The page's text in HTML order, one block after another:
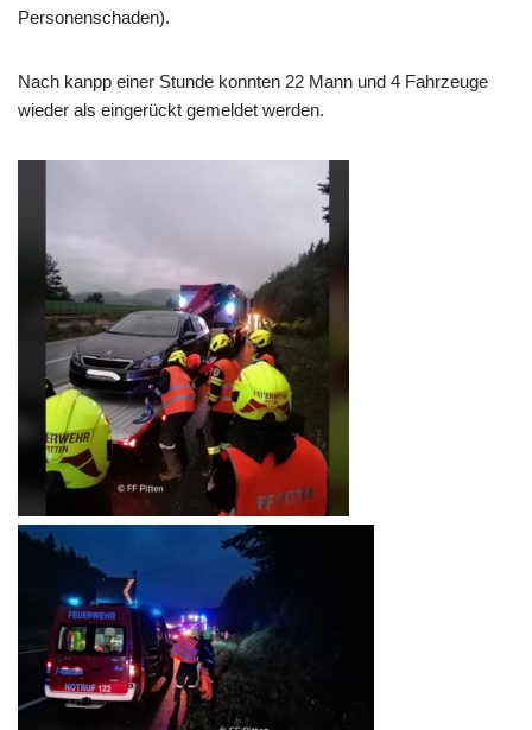
Personenschaden).
Nach kanpp einer Stunde konnten 22 Mann und 4 Fahrzeuge
wieder als eingerückt gemeldet werden.